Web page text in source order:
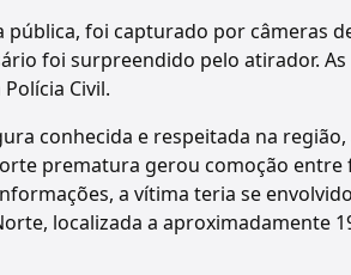
pública, foi capturado por câmeras
foi surpreendido pelo atirador.
Civil.
conhecida e respeitada na
prematura gerou comoção entre
a vítima teria se
localizada a aproximadamente